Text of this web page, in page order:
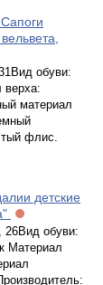
обуви:
верха:
материал
флис.
детские
26Вид обуви:
Материал